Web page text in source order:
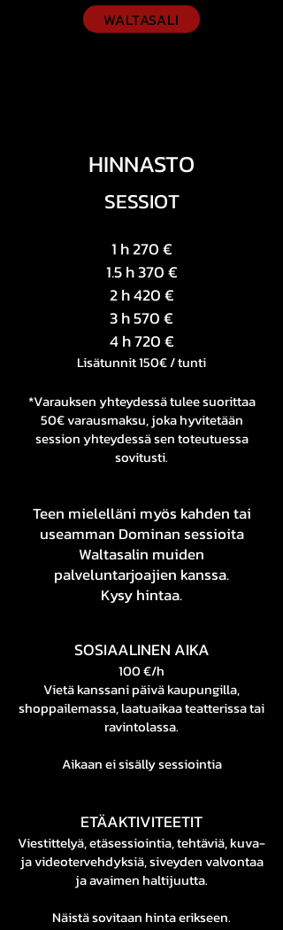
WALTASALI
HINNASTO
SESSIOT
1 h 270 €
1.5 h 370 €
2 h 420 €
3 h 570 €
4 h 720 €
Lisätunnit 150€ / tunti
*Varauksen yhteydessä tulee suorittaa
50€ varausmaksu, joka hyvitetään
session yhteydessä sen toteutuessa
sovitusti.
Teen mielelläni myös kahden tai
useamman Dominan sessioita
Waltasalin muiden
palveluntarjoajien kanssa.
Kysy hintaa.
SOSIAALINEN AIKA
100 €/h
Vietä kanssani päivä kaupungilla,
shoppailemassa, laatuaikaa teatterissa tai
ravintolassa.
Aikaan ei sisälly sessiointia
ETÄAKTIVITEETIT
Viestittelyä, etäsessiointia, tehtäviä, kuva-
ja videotervehdyksiä, siveyden valvontaa
ja avaimen haltijuutta.
Näistä sovitaan hinta erikseen.